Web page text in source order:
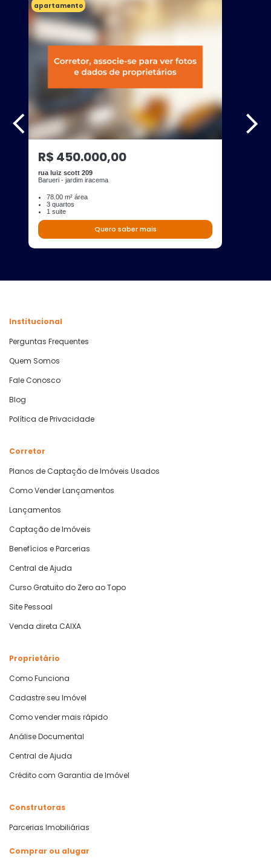
apartamento
R$ 450.000,00
rua luiz scott 209
Barueri - jardim iracema
78.00 m² área
3 quartos
1 suite
Quero saber mais
Institucional
Perguntas Frequentes
Quem Somos
Fale Conosco
Blog
Política de Privacidade
Corretor
Planos de Captação de Imóveis Usados
Como Vender Lançamentos
Lançamentos
Captação de Imóveis
Benefícios e Parcerias
Central de Ajuda
Curso Gratuito do Zero ao Topo
Site Pessoal
Venda direta CAIXA
Proprietário
Como Funciona
Cadastre seu Imóvel
Como vender mais rápido
Análise Documental
Central de Ajuda
Crédito com Garantia de Imóvel
Construtoras
Parcerias Imobiliárias
Comprar ou alugar